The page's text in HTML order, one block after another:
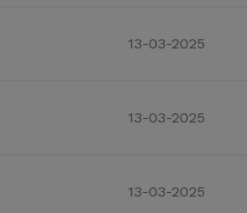
13-03-2025
13-03-2025
13-03-2025